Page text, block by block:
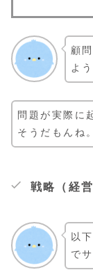
顧
よ
問題が実際に
そうだもんね。
戦略（経
以
で